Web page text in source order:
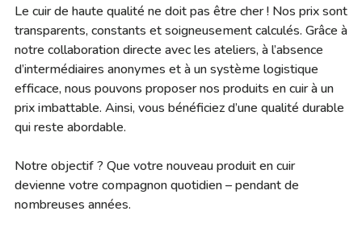
Le cuir de haute qualité ne doit pas être cher ! Nos prix sont
transparents, constants et soigneusement calculés. Grâce à
notre collaboration directe avec les ateliers, à l’absence
d’intermédiaires anonymes et à un système logistique
efficace, nous pouvons proposer nos produits en cuir à un
prix imbattable. Ainsi, vous bénéficiez d’une qualité durable
qui reste abordable.
Notre objectif ? Que votre nouveau produit en cuir
devienne votre compagnon quotidien – pendant de
nombreuses années.